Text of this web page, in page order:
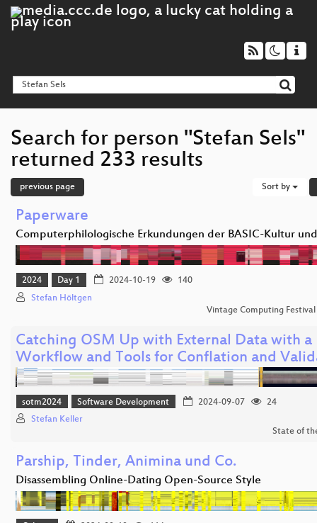
Search for person "Stefan Sels"
returned 233 results
previous page Sort by
Paperware
Computerphilologische Erkundungen der BASIC-Kultur
2024 Day 1 2024-10-19
140
Stefan Höltgen
Vintage Computing
Catching OSM Up with External Data with a
Workflow and Tools for Conflation and
sotm2024 Software Development 2024-09-07
24
Stefan Keller
State of
Parship, Tinder, Animina und Co.
Disassembling Online-Dating Open-Source Style